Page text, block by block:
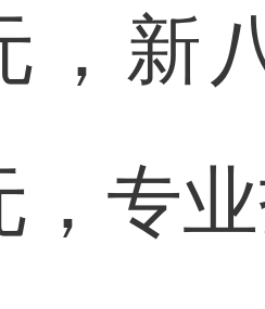
，新
，专